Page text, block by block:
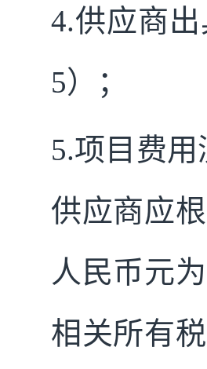
4.供应商
5）；
5.项目费
供应商应
人民币元
相关所有